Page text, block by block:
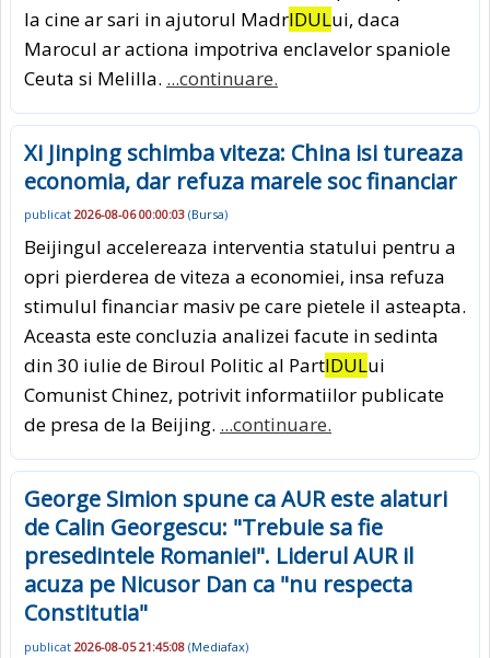
la cine ar sari in ajutorul MadrIDULui, daca
Marocul ar actiona impotriva enclavelor spaniole
Ceuta si Melilla. ...continuare.
Xi Jinping schimba viteza: China isi tureaza
economia, dar refuza marele soc financiar
publicat 2026-08-06 00:00:03 (Bursa)
Beijingul accelereaza interventia statului pentru a
opri pierderea de viteza a economiei, insa refuza
stimulul financiar masiv pe care pietele il asteapta.
Aceasta este concluzia analizei facute in sedinta
din 30 iulie de Biroul Politic al PartIDULui
Comunist Chinez, potrivit informatiilor publicate
de presa de la Beijing. ...continuare.
George Simion spune ca AUR este alaturi
de Calin Georgescu: "Trebuie sa fie
presedintele Romaniei". Liderul AUR il
acuza pe Nicusor Dan ca "nu respecta
Constitutia"
publicat 2026-08-05 21:45:08 (Mediafax)